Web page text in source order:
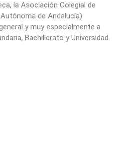
la Asociación Colegial de
de Andalucía)
y muy especialmente a
Bachillerato y Universidad.